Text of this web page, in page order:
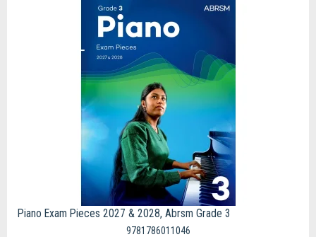
Piano Exam Pieces 2027 & 2028, Abrsm Grade 3
9781786011046